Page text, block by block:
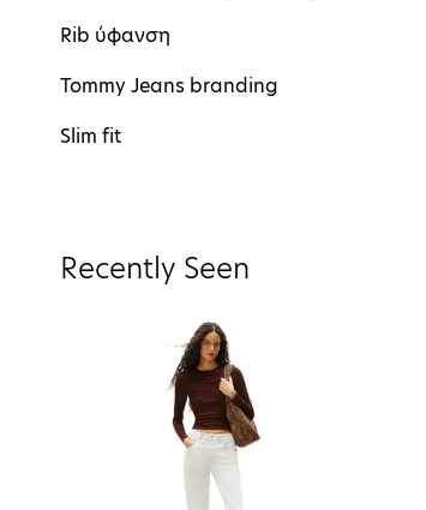
Rib ύφανση
Tommy Jeans branding
Slim fit
Recently Seen